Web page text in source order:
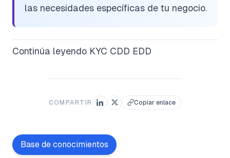
las necesidades específicas de tu negocio.
Continúa leyendo KYC CDD EDD
COMPARTIR Copiar enlace
Base de conocimientos